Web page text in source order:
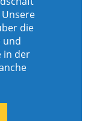
die
und
in der